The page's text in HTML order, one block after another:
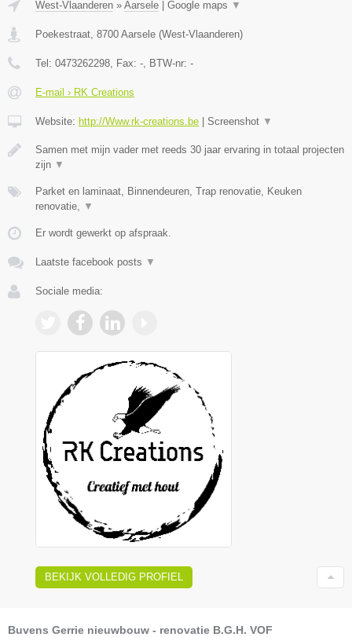
West-Vlaanderen » Aarsele | Google maps ▼
Poekestraat 8700 Aarsele (West-Vlaanderen)
Tel: 0473262298 , Fax: - , BTW-nr: -
E-mail › RK Creations
Website: http://Www.rk-creations.be | Screenshot ▼
Samen met mijn vader met reeds 30 jaar ervaring in totaal projecten
zijn ▼
Parket en laminaat, Binnendeuren, Trap renovatie, Keuken
renovatie,
▼
Er wordt gewerkt op afspraak.
Laatste facebook posts ▼
Sociale media:
BEKIJK VOLLEDIG PROFIEL
Buvens Gerrie nieuwbouw - renovatie B.G.H. VOF